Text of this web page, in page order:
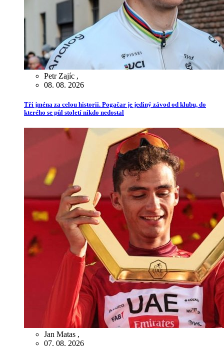
Petr Zajíc ,
08. 08. 2026
Tři jména za celou historii. Pogačar je jediný závod od klubu, do
kterého se půl století nikdo nedostal
Jan Matas ,
07. 08. 2026